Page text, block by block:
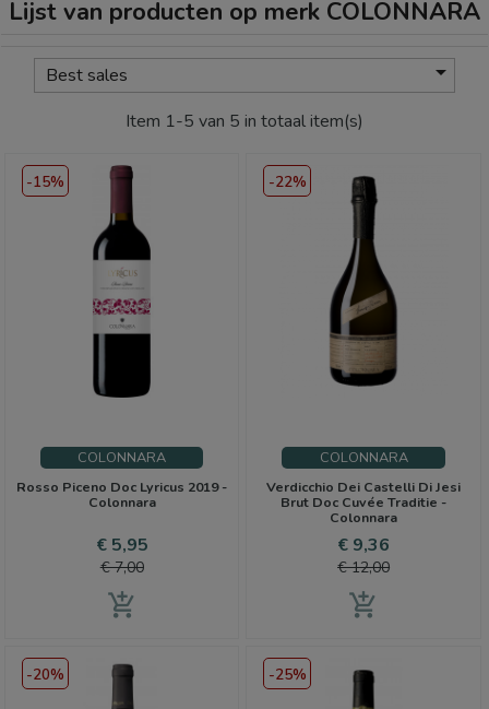
Lijst van producten op merk COLONNARA
Best sales 
Item 1-5 van 5 in totaal item(s)
COLONNARA
Rosso Piceno Doc Lyricus 2019 -
Colonnara
Prijs
€ 5,95Normale
€ 7,00
add_shopping_cart
-15%
COLONNARA
Verdicchio Dei Castelli Di Jesi
Brut Doc Cuvée Traditie -
Colonnara
Prijs
€ 9,36
prijs
€ 12,00
add_shopping_cart
-22%
-20% -25%